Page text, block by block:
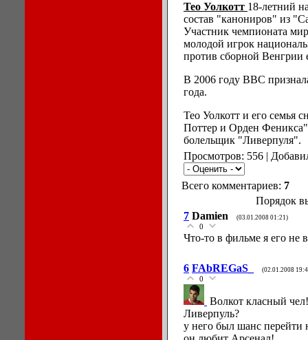
Тео Уолкотт 18-летний
состав "канониров" из
Участник чемпионата
молодой игрок
против сборной Венгрии
В 2006 году ВВС
года.
Тео Уолкотт и его семья
Поттер и Орден
болельщик "Ливерпуля".
Просмотров: 556 |
Всего комментариев: 7
Порядок
7 Damien (03.01.2008 01:21)
0
Что-то в фильме я его не
6 FAbREGaS_ (02.01.2008
0
Волкот класный
Ливерпуль?
у него был шанс перейти